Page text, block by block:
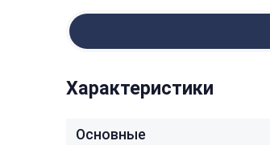
Характеристики
Основные